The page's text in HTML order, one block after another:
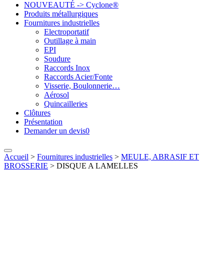
NOUVEAUTÉ -> Cyclone®
Produits métallurgiques
Fournitures industrielles
Electroportatif
Outillage à main
EPI
Soudure
Raccords Inox
Raccords Acier/Fonte
Visserie, Boulonnerie…
Aérosol
Quincailleries
Clôtures
Présentation
Demander un devis0
Accueil > Fournitures industrielles > MEULE, ABRASIF ET
BROSSERIE > DISQUE A LAMELLES